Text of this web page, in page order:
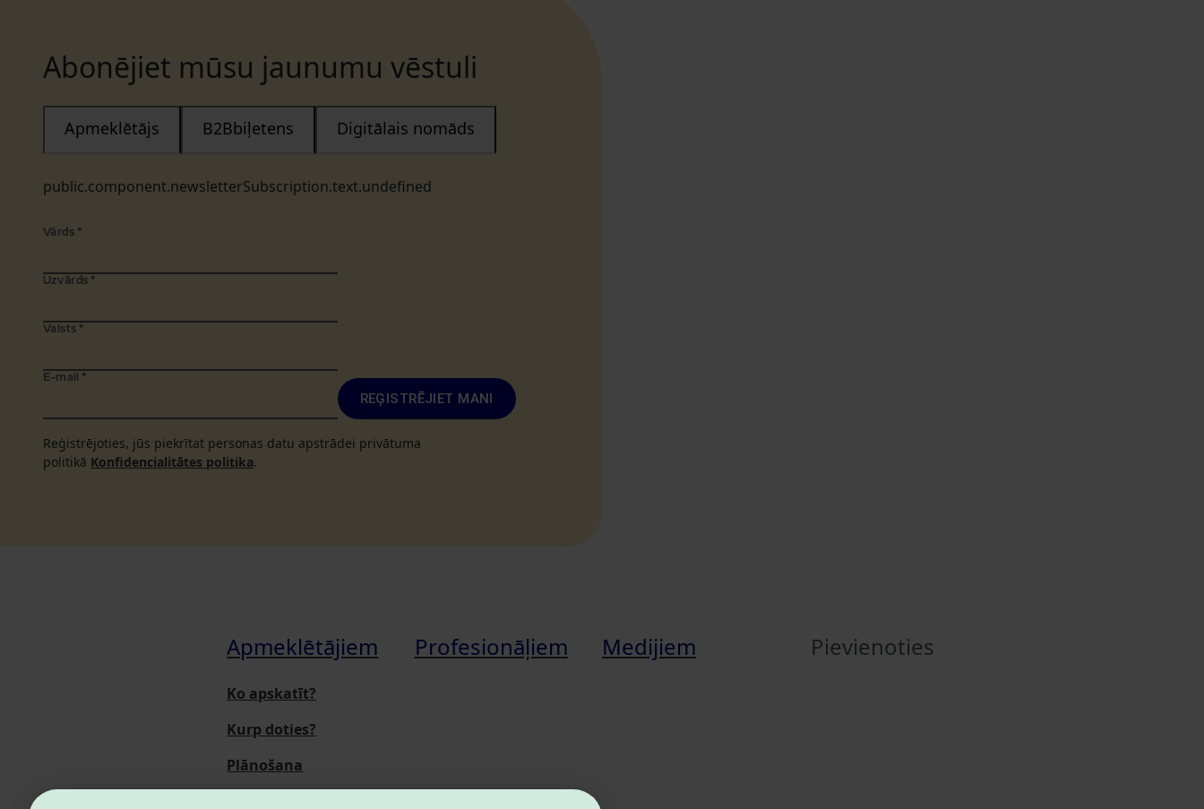
Abonējiet mūsu jaunumu vēstuli
public.component.newsletterSubscription.text.undefined
Apmeklētājs B2Bbiļetens Digitālais nomāds
Vārds *
Uzvārds *
Valsts *
E-mail *
REĢISTRĒJIET MANI
Reģistrējoties, jūs piekrītat personas datu apstrādei privātuma
politikā Konfidencialitātes politika.
Apmeklētājiem
Ko apskatīt?
Kurp doties?
Plānošana
Profesionāļiem Medijiem Pievienoties